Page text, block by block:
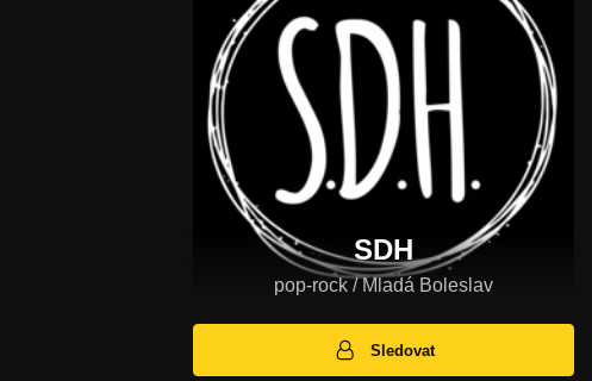
SDH
pop-rock / Mladá Boleslav
Sledovat